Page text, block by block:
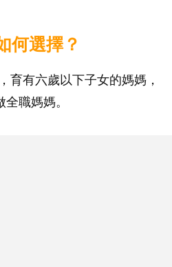
何選擇？
育有六歲以下子女的媽媽，
職媽媽。